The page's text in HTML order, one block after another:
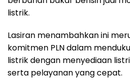
listrik.
Lasiran menambahkan ini
komitmen PLN dalam
listrik dengan menyediaan
serta pelayanan yang cepat.